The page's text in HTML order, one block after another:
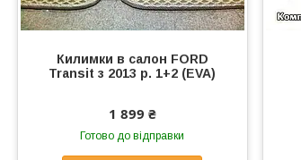
Килимки в салон FORD
Transit з 2013 р. 1+2 (EVA)
1 899 ₴
Готово до відправки